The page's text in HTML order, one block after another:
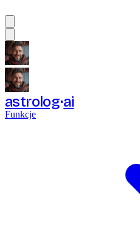
astrolog ai
Funkcje